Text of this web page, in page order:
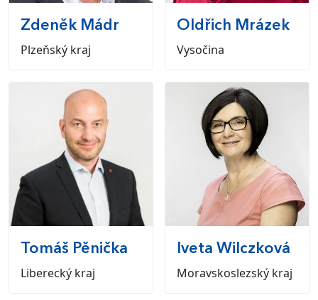
Zdeněk Mádr
Plzeňský kraj
Oldřich Mrázek
Vysočina
Tomáš Pěnička
Liberecký kraj
Iveta Wilczková
Moravskoslezský kraj